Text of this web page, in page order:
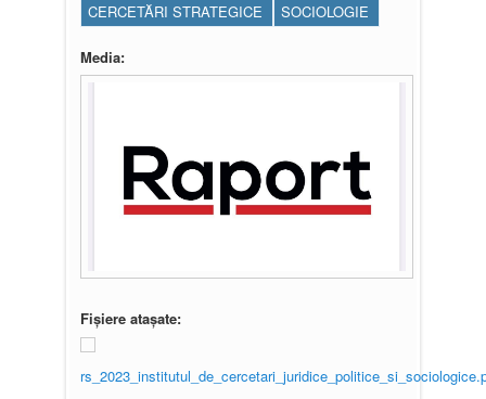
CERCETĂRI STRATEGICE
SOCIOLOGIE
Media:
Fișiere atașate: